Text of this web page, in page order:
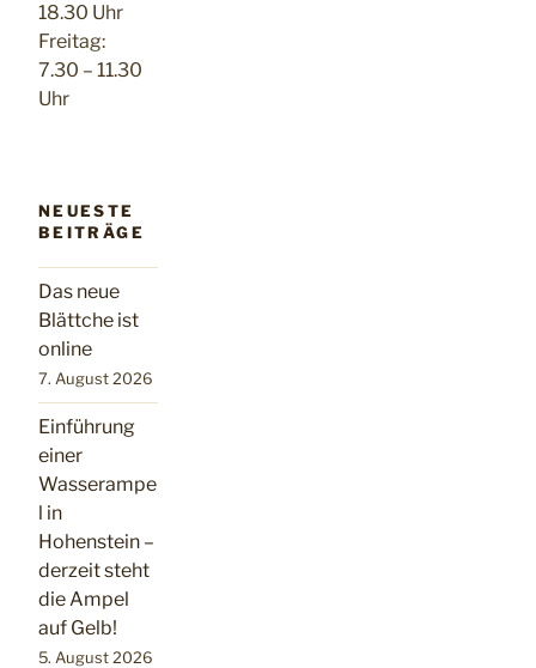
18.30 Uhr
Freitag:
7.30 – 11.30
Uhr
NEUESTE
BEITRÄGE
Das neue
Blättche ist
online
7. August 2026
Einführung
einer
Wasserampe
l in
Hohenstein –
derzeit steht
die Ampel
auf Gelb!
5. August 2026